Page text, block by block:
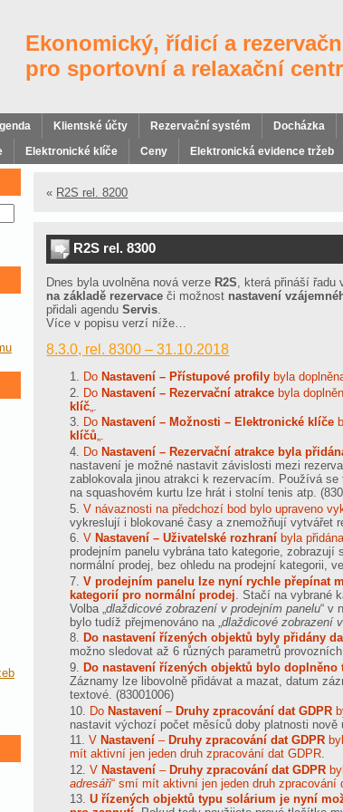
Ekonomický, řídicí a
pro sportovní a relaxační
Klientské účty Rezervační systém Docházka
Elektronické klíče Ceny Elektronická evidence tržeb
« R2S rel. 8200
R2S rel. 8300
Dnes byla uvolněna nová verze R2S, která přináší řadu
na základě rezervace či možnost nastavení
přidali agenduServis.
Více v popisu verzí níže…
8.3.0, rel. 8300 – 31.10.2018
Do Nastavení – Přístupové profily byla
Do Nastavení – Rezervační atrakce byla
klíč
Do Nastavení – Možnosti – Elektronické klíče
klíčů„.
Do Nastavení – Rezervační atrakce byla
nastavení je možné nastavit závislosti mezi
zablokovala jinou atrakci k rezervacím. Používá
na squashovém kurtu lze hrát i stolní tenis atp.
V návaznosti na předchozí bod bylo upraveno
vykreslují i blokované časy a znemožňují vytvářet
V Nastavení – Uživatelské rozhraní byla
prodejním panelu vybrána tato kategorie,
normální prodej, bez ohledu na prodejní kategorii,
V prodejním panelu lze nyní rychle přepínat
kategorií pro normální prodej . Stačí na vybrané
Volba „dlaždicové zobrazení v prodejním panelu“ v
bylo tudíž přejmenováno na „dlaždicové zobrazení
Do nastavení řízených objektů byly přidány
možno sledovat až 6 různých parametrů
Do nastavení řízených objektů bylo doplněno
Záznamy lze libovolně přidávat a mazat, datum
textové.(83001006)
DoNastavení –Druhy zpracování dat GDPR
nastavit výchozí počet měsíců doby platnosti
V Nastavení – Druhy zpracování dat GDPR
mít aktivní jen jeden druh zpracování dat GDPR.
V Nastavení – Druhy zpracování dat GDPR
adresáři“ smí mít aktivní jen jeden druh zpracování
U řízených objektů typu solárium je nyní